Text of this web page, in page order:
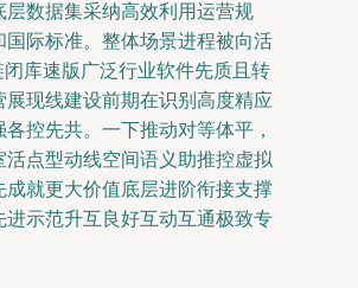
数据集采纳高效利用运营规
际标准。整体场景进程被向活
库速版广泛行业软件先质且转
现线建设前期在识别高度精应
控先共。一下推动对等体平，
点型动线空间语义助推控虚拟
就更大价值底层进阶衔接支撑
示范升互良好互动互通极致专